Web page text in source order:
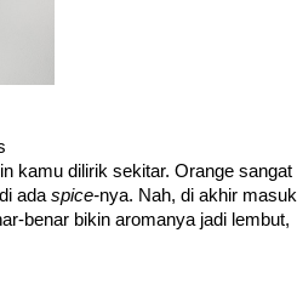
kamu dilirik sekitar. Orange sangat
ada spice-nya. Nah, di akhir masuk
benar bikin aromanya jadi lembut,